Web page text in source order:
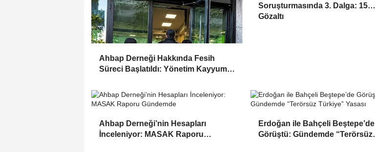
Ahbap Derneği Hakkında Fesih
Süreci Başlatıldı: Yönetim Kayyumu
Soruşturmasında 3. Dalga: 15
Gözaltı
Ahbap Derneği’nin Hesapları
İnceleniyor: MASAK Raporu
Erdoğan ile Bahçeli Beştepe’de
Görüştü: Gündemde “Terörsüz